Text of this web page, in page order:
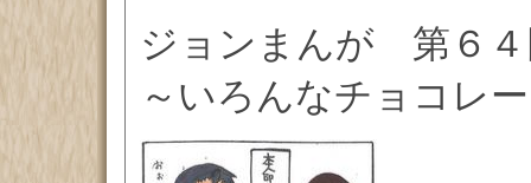
ジョンまんが 第６
～いろんなチョコレ